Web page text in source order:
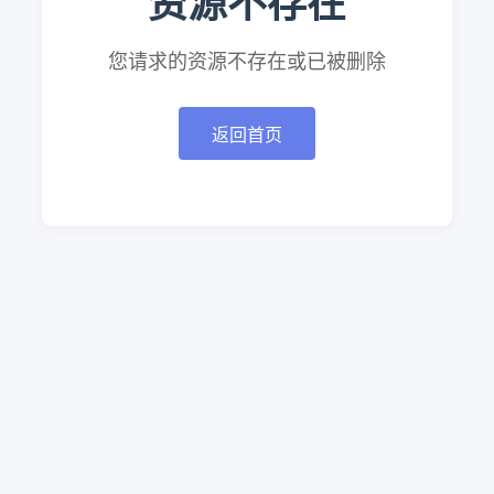
您请求的资源不存在或已被删除
返回首页